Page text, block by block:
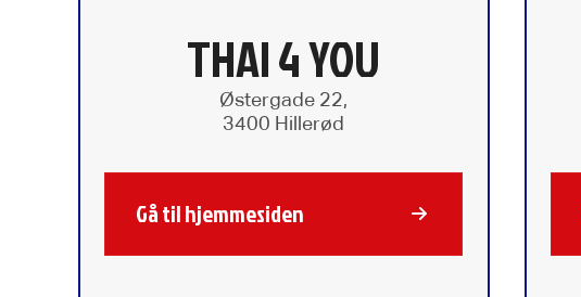
THAI 4 YOU
Østergade 22,
3400 Hillerød
Gå til hjemmesiden